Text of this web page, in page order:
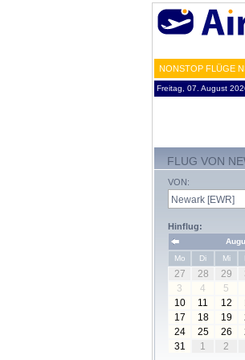
NONSTOP FLÜGE
Freitag, 07. August
FLUG VON
VON:
Hinflug:
Mo
Di Mi
27 28 29
3
4 5
10
11 12
17
18 19
24
25 26
31
1 2